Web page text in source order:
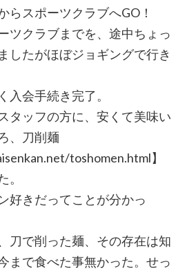
らスポーツクラブへGO！
ツクラブまでを、途中ちょっ
したがほぼジョギングで行き
入会手続き完了。
タッフの方に、安くて美味い
、刀削麺
toshomen.html】
。
好きだってことが分かっ
刀で削った麺、その存在は知
まで食べた事無かった。せっ